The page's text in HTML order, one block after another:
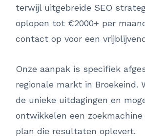
terwijl uitgebreide SEO
oplopen tot €2000+ per
contact op voor een
Onze aanpak is specifiek
regionale markt in Broekeind.
de unieke uitdagingen en
ontwikkelen een
plan die resultaten oplevert.